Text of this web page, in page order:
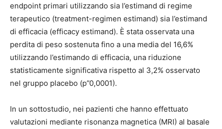
endpoint primari utilizzando sia l’estimand di regime
terapeutico (treatment-regimen estimand) sia l’estimand
di efficacia (efficacy estimand). È stata osservata una
perdita di peso sostenuta fino a una media del 16,6%
utilizzando l’estimando di efficacia, una riduzione
statisticamente significativa rispetto al 3,2% osservato
nel gruppo placebo (p”0,0001).
In un sottostudio, nei pazienti che hanno effettuato
valutazioni mediante risonanza magnetica (MRI) al basale